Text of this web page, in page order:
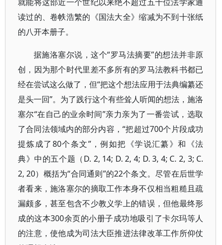
读过的、卷帙浩繁的《国法大全》缩减为不到十张纸
的八开本册子。
据施洛塞尔说，这个“罗马法摘要”的想法并非原
创，因为那个时代里差不多所有的罗马法教科书都已
经在尝试这么做了，但“把这个想法应用于法典编纂还
是头一回”。为了践行这个有些耸人听闻的想法，施洛
塞尔“在自己的业余时间”亲力亲为了一番尝试，选取
了合同法领域内的部分内容，“把超过700个片段成功
提炼成了80个条文”，例如把《学说汇纂》和《法
典》中的五个题（D. 2, 14; D. 2, 4; D. 3, 4; C. 2, 3; C.
2, 20）概括为“合同通则”的22个条文。尽管在后世学
者看来，施洛塞尔的摘取工作本身不仅相当粗糙且疏
漏颇多，甚至包含不少教义学上的错误，但他最终形
成的这本300余页的小册子成功地吸引了卡尔玛等人
的注意，使他成为司法大臣推进法律改革工作所仰仗